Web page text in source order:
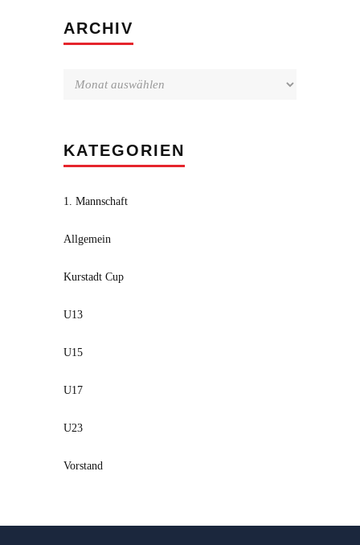
ARCHIV
KATEGORIEN
1. Mannschaft
Allgemein
Kurstadt Cup
U13
U15
U17
U23
Vorstand